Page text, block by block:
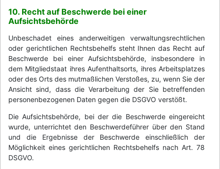
10. Recht auf Beschwerde bei einer
Aufsichtsbehörde
Unbeschadet eines anderweitigen verwaltungsrechtlichen
oder gerichtlichen Rechtsbehelfs steht Ihnen das Recht auf
Beschwerde bei einer Aufsichtsbehörde, insbesondere in
dem Mitgliedstaat ihres Aufenthaltsorts, ihres Arbeitsplatzes
oder des Orts des mutmaßlichen Verstoßes, zu, wenn Sie der
Ansicht sind, dass die Verarbeitung der Sie betreffenden
personenbezogenen Daten gegen die DSGVO verstößt.
Die Aufsichtsbehörde, bei der die Beschwerde eingereicht
wurde, unterrichtet den Beschwerdeführer über den Stand
und die Ergebnisse der Beschwerde einschließlich der
Möglichkeit eines gerichtlichen Rechtsbehelfs nach Art. 78
DSGVO.